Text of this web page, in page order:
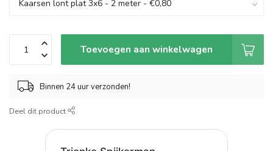
Toevoegen aan winkelwagen
Binnen 24 uur verzonden!
Deel dit product